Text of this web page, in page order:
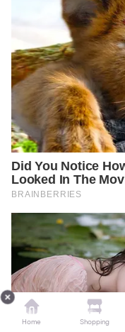
Home Shopping